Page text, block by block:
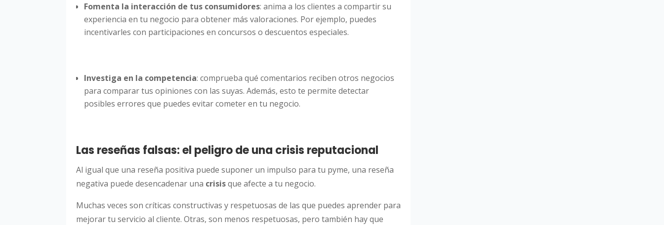
Fomenta la interacción de tus consumidores: anima a los clientes a compartir su
experiencia en tu negocio para obtener más valoraciones. Por ejemplo, puedes
incentivarles con participaciones en concursos o descuentos especiales.
Investiga en la competencia: comprueba qué comentarios reciben otros negocios
para comparar tus opiniones con las suyas. Además, esto te permite detectar
posibles errores que puedes evitar cometer en tu negocio.
Las reseñas falsas: el peligro de una crisis reputacional
Al igual que una reseña positiva puede suponer un impulso para tu pyme, una reseña
negativa puede desencadenar una crisisque afecte a tu negocio.
Muchas veces son críticas constructivas y respetuosas de las que puedes aprender para
mejorar tu servicio al cliente. Otras, son menos respetuosas, pero también hay que